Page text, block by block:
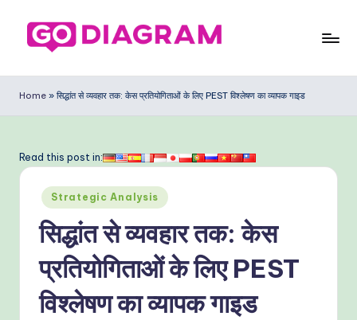
o
ia
g
ra
m
di
a
Home » सिद्धांत से व्यवहार तक: केस प्रतियोगिताओं के लिए PEST विश्लेषण का व्यापक गाइड
Read this post in:
Posted
in
Strategic Analysis
सिद्धांत से व्यवहार तक: केस
प्रतियोगिताओं के लिए PEST
विश्लेषण का व्यापक गाइड